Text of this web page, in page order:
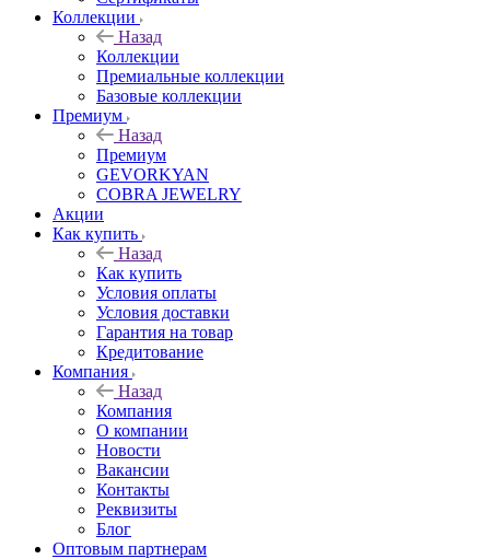
Коллекции
Назад
Коллекции
Премиальные коллекции
Базовые коллекции
Премиум
Назад
Премиум
GEVORKYAN
COBRA JEWELRY
Акции
Как купить
Назад
Как купить
Условия оплаты
Условия доставки
Гарантия на товар
Кредитование
Компания
Назад
Компания
О компании
Новости
Вакансии
Контакты
Реквизиты
Блог
Оптовым партнерам